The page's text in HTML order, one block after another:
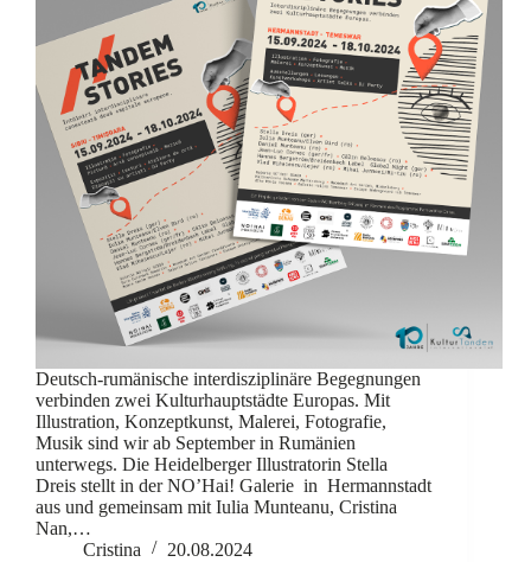
Deutsch-rumänische interdisziplinäre Begegnungen
verbinden zwei Kulturhauptstädte Europas. Mit
Illustration, Konzeptkunst, Malerei, Fotografie,
Musik sind wir ab September in Rumänien
unterwegs. Die Heidelberger Illustratorin Stella
Dreis stellt in der NO’Hai! Galerie in Hermannstadt
aus und gemeinsam mit Iulia Munteanu, Cristina
Nan,…
Cristina
20.08.2024